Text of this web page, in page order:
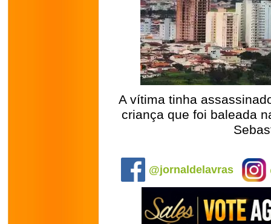
A vítima tinha
criança que foi baleada
@jornaldelavras